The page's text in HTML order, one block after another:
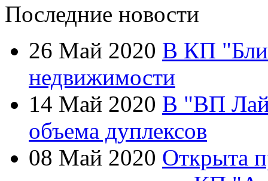
Последние новости
26 Май 2020 В КП
недвижимости
14 Май 2020 В "ВП
объема дуплексов
08 Май 2020 Открыта